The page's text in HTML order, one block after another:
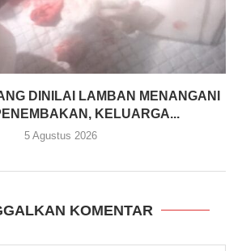
DINILAI LAMBAN MENANGANI
KELUARGA...
5 Agustus 2026
KOMENTAR